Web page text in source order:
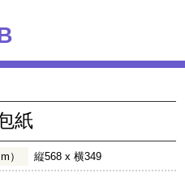
紙
） 縦568 x 横349